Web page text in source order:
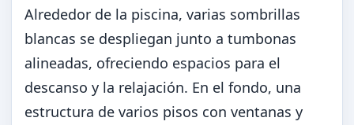
Alrededor de la piscina, varias sombrillas
blancas se despliegan junto a tumbonas
alineadas, ofreciendo espacios para el
descanso y la relajación. En el fondo, una
estructura de varios pisos con ventanas y